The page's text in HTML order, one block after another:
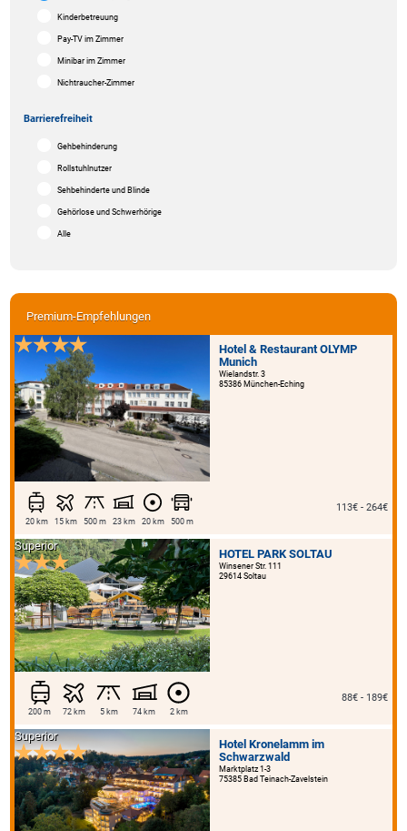
Premium-Empfehlungen
Hotel & Restaurant OLYMP
Munich
Wielandstr. 3
85386 München-Eching
20 km 15 km 500 m 23 km 20 km 500 m
113€ - 264€
HOTEL PARK SOLTAU
Winsener Str. 111
29614 Soltau
Superior
200 m 72 km 5 km 74 km 2 km
88€ - 189€
Hotel Kronelamm im
Schwarzwald
Marktplatz 1-3
75385 Bad Teinach-Zavelstein
Superior
Kinderbetreuung
Pay-TV im Zimmer
Minibar im Zimmer
Nichtraucher-Zimmer
Barrierefreiheit
Gehbehinderung
Rollstuhlnutzer
Sehbehinderte und Blinde
Gehörlose und Schwerhörige
Alle